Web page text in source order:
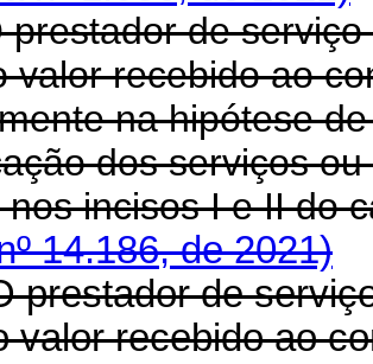
prestador de
valor recebido ao
na hipótese
dos serviços
nos incisos I e II do
14.186, de 2021)
prestador de
valor recebido ao